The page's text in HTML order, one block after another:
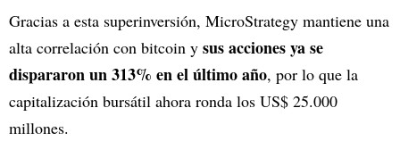
Gracias a esta superinversión, MicroStrategy mantiene una
alta correlación con bitcoin y sus acciones ya se
dispararon un 313% en el último año, por lo que la
capitalización bursátil ahora ronda los US$ 25.000
millones.